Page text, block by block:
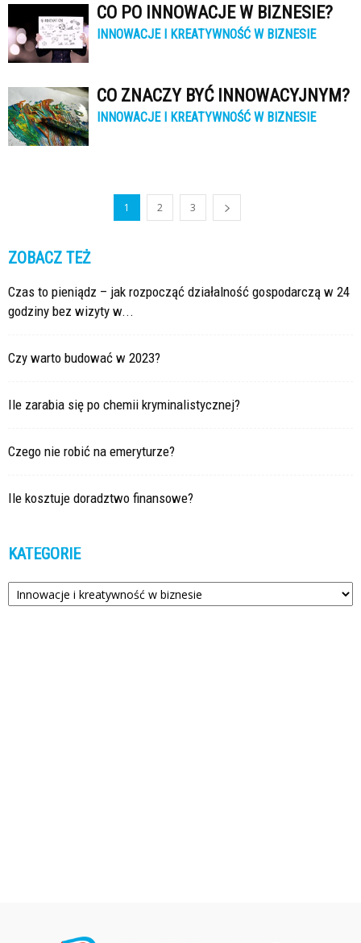
CO PO INNOWACJE W BIZNESIE?
INNOWACJE I KREATYWNOŚĆ W BIZNESIE
CO ZNACZY BYĆ INNOWACYJNYM?
INNOWACJE I KREATYWNOŚĆ W BIZNESIE
1 2 3
ZOBACZ TEŻ
Czas to pieniądz – jak rozpocząć działalność gospodarczą w 24
godziny bez wizyty w...
Czy warto budować w 2023?
Ile zarabia się po chemii kryminalistycznej?
Czego nie robić na emeryturze?
Ile kosztuje doradztwo finansowe?
KATEGORIE
Kategorie